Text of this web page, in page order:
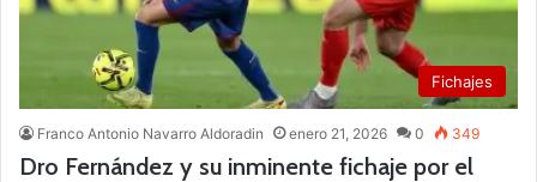
Fichajes
Franco Antonio Navarro Aldoradin enero 21, 2026 0 349
Dro Fernández y su inminente fichaje por el